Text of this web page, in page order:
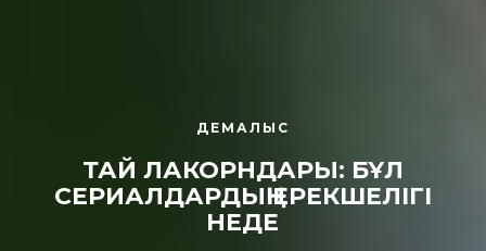
ДЕМАЛЫС
ТАЙ ЛАКОРНДАРЫ: БҰЛ
СЕРИАЛДАРДЫҢ ЕРЕКШЕЛІГІ
НЕДЕ